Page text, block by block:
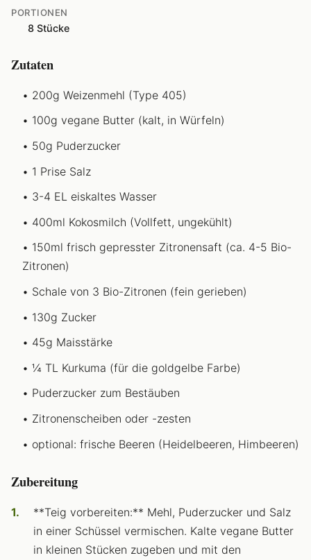
PORTIONEN
8 Stücke
Zutaten
200g Weizenmehl (Type 405)
100g vegane Butter (kalt, in Würfeln)
50g Puderzucker
1 Prise Salz
3-4 EL eiskaltes Wasser
400ml Kokosmilch (Vollfett, ungekühlt)
150ml frisch gepresster Zitronensaft (ca. 4-5 Bio-
Zitronen)
Schale von 3 Bio-Zitronen (fein gerieben)
130g Zucker
45g Maisstärke
¼ TL Kurkuma (für die goldgelbe Farbe)
Puderzucker zum Bestäuben
Zitronenscheiben oder -zesten
optional: frische Beeren (Heidelbeeren, Himbeeren)
Zubereitung
**Teig vorbereiten:** Mehl, Puderzucker und Salz
in einer Schüssel vermischen. Kalte vegane Butter
in kleinen Stücken zugeben und mit den